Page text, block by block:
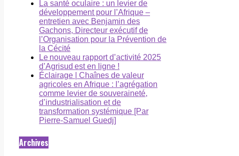
La santé oculaire : un levier de
développement pour l’Afrique –
entretien avec Benjamin des
Gachons, Directeur exécutif de
l’Organisation pour la Prévention de
la Cécité
Le nouveau rapport d’activité 2025
d’Agrisud est en ligne !
Éclairage | Chaînes de valeur
agricoles en Afrique : l’agrégation
comme levier de souveraineté,
d’industrialisation et de
transformation systémique [Par
Pierre-Samuel Guedj]
Archives